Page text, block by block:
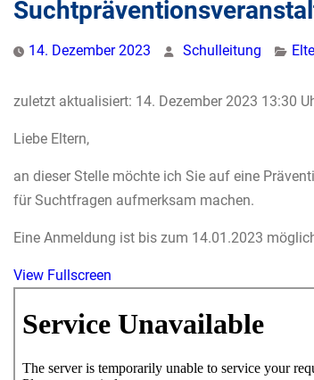
14. Dezember 2023 Schulleitung
zuletzt aktualisiert: 14. Dezember 2023 13:30
Liebe Eltern,
an dieser Stelle möchte ich Sie auf eine
für Suchtfragen aufmerksam machen.
Eine Anmeldung ist bis zum 14.01.2023
View Fullscreen
PDF-
springen